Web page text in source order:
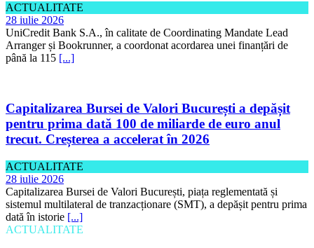
ACTUALITATE
28 iulie 2026
UniCredit Bank S.A., în calitate de Coordinating Mandate Lead
Arranger și Bookrunner, a coordonat acordarea unei finanțări de
până la 115 [...]
Capitalizarea Bursei de Valori București a depășit
pentru prima dată 100 de miliarde de euro anul
trecut. Creșterea a accelerat în 2026
ACTUALITATE
28 iulie 2026
Capitalizarea Bursei de Valori București, piața reglementată și
sistemul multilateral de tranzacționare (SMT), a depășit pentru prima
dată în istorie [...]
ACTUALITATE